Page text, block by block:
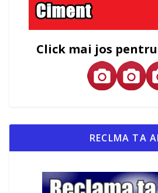
Click mai jos
RECLMA TA